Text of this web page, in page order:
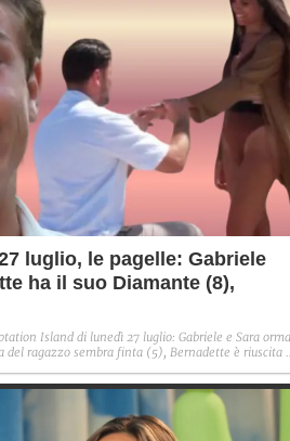
luglio, le pagelle: Gabriele
ha il suo Diamante (8),
Island di lunedì 27 luglio: Gabriele e Sara
del ragazzo sembra finta (5), Bernadette è riuscita
momento (4).